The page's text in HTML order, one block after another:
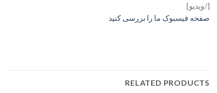
[/ویدیو]
صفحه فیسبوک ما را بررسی کنید
RELATED PRODUCTS